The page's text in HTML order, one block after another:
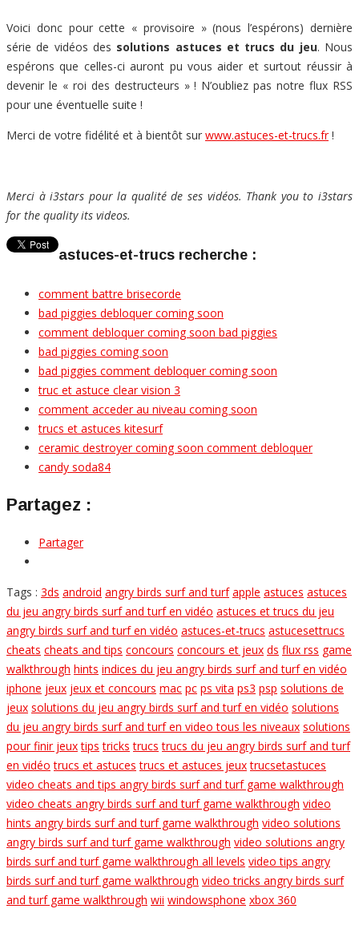
Voici donc pour cette « provisoire » (nous l’espérons) dernière
série de vidéos des solutions astuces et trucs du jeu. Nous
espérons que celles-ci auront pu vous aider et surtout réussir à
devenir le « roi des destructeurs » ! N’oubliez pas notre flux RSS
pour une éventuelle suite !
Merci de votre fidélité et à bientôt sur www.astuces-et-trucs.fr!
Merci à i3stars pour la qualité de ses vidéos. Thank you to i3stars
for the quality its videos.
astuces-et-trucs recherche :
comment battre brisecorde
bad piggies debloquer coming soon
comment debloquer coming soon bad piggies
bad piggies coming soon
bad piggies comment debloquer coming soon
truc et astuce clear vision 3
comment acceder au niveau coming soon
trucs et astuces kitesurf
ceramic destroyer coming soon comment debloquer
candy soda84
Partagez :
Partager
Tags : 3ds android angry birds surf and turf apple astuces astuces
du jeu angry birds surf and turf en vidéo astuces et trucs du jeu
angry birds surf and turf en vidéo astuces-et-trucs astucesettrucs
cheats cheats and tips concours concours et jeux ds flux rss game
walkthrough hints indices du jeu angry birds surf and turf en vidéo
iphone jeux jeux et concours mac pc ps vita ps3 psp solutions de
jeux solutions du jeu angry birds surf and turf en vidéo solutions
du jeu angry birds surf and turf en video tous les niveaux solutions
pour finir jeux tips tricks trucs trucs du jeu angry birds surf and turf
en vidéo trucs et astuces trucs et astuces jeux trucsetastuces
video cheats and tips angry birds surf and turf game walkthrough
video cheats angry birds surf and turf game walkthrough video
hints angry birds surf and turf game walkthrough video solutions
angry birds surf and turf game walkthrough video solutions angry
birds surf and turf game walkthrough all levels video tips angry
birds surf and turf game walkthrough video tricks angry birds surf
and turf game walkthrough wii windowsphone xbox 360